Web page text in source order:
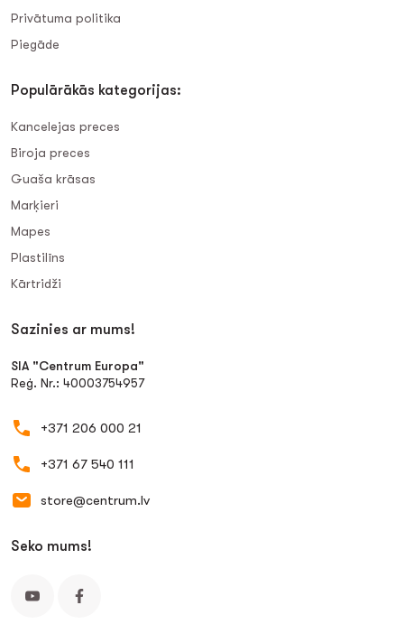
Privātuma politika
Piegāde
Populārākās kategorijas:
Kancelejas preces
Biroja preces
Guaša krāsas
Marķieri
Mapes
Plastilīns
Kārtridži
Sazinies ar mums!
SIA "Centrum Europa"
Reģ. Nr.: 40003754957
+371 206 000 21
+371 67 540 111
store@centrum.lv
Seko mums!